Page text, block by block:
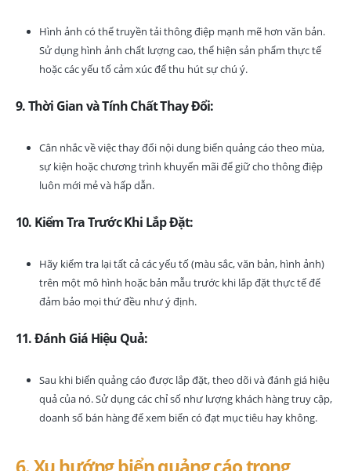
Hình ảnh có thể truyền tải thông điệp mạnh mẽ hơn văn bản.
Sử dụng hình ảnh chất lượng cao, thể hiện sản phẩm thực tế
hoặc các yếu tố cảm xúc để thu hút sự chú ý.
9. Thời Gian và Tính Chất Thay Đổi:
Cân nhắc về việc thay đổi nội dung biển quảng cáo theo mùa,
sự kiện hoặc chương trình khuyến mãi để giữ cho thông điệp
luôn mới mẻ và hấp dẫn.
10. Kiểm Tra Trước Khi Lắp Đặt:
Hãy kiểm tra lại tất cả các yếu tố (màu sắc, văn bản, hình ảnh)
trên một mô hình hoặc bản mẫu trước khi lắp đặt thực tế để
đảm bảo mọi thứ đều như ý định.
11. Đánh Giá Hiệu Quả:
Sau khi biển quảng cáo được lắp đặt, theo dõi và đánh giá hiệu
quả của nó. Sử dụng các chỉ số như lượng khách hàng truy cập,
doanh số bán hàng để xem biển có đạt mục tiêu hay không.